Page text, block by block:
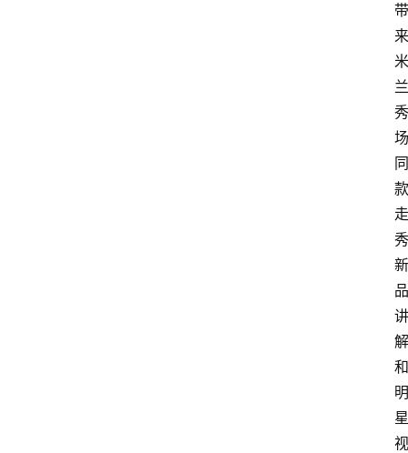
带
来
米
兰
秀
场
同
款
走
秀
新
品
讲
解
和
明
星
视